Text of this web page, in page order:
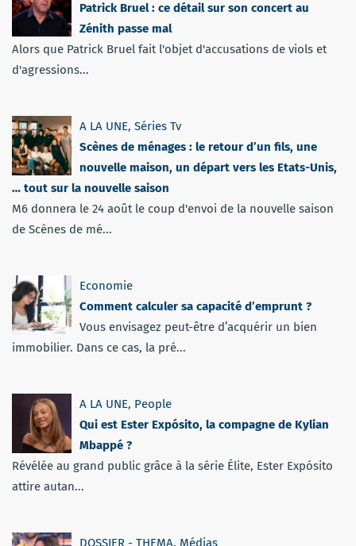
Patrick Bruel : ce détail sur son concert au
Zénith passe mal
Alors que Patrick Bruel fait l'objet d'accusations de viols et
d'agressions...
A LA UNE, Séries Tv
Scènes de ménages : le retour d’un fils, une
nouvelle maison, un départ vers les Etats-Unis,
… tout sur la nouvelle saison
M6 donnera le 24 août le coup d'envoi de la nouvelle saison
de Scènes de mé...
Economie
Comment calculer sa capacité d’emprunt ?
Vous envisagez peut-être d’acquérir un bien
immobilier. Dans ce cas, la pré...
A LA UNE, People
Qui est Ester Expósito, la compagne de Kylian
Mbappé ?
Révélée au grand public grâce à la série Élite, Ester Expósito
attire autan...
DOSSIER - THEMA, Médias